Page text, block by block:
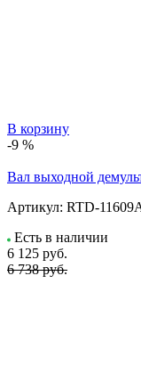
В корзину
-9 %
Вал выходной
Артикул: RTD-
Есть в наличии
6 125 руб.
6 738 руб.